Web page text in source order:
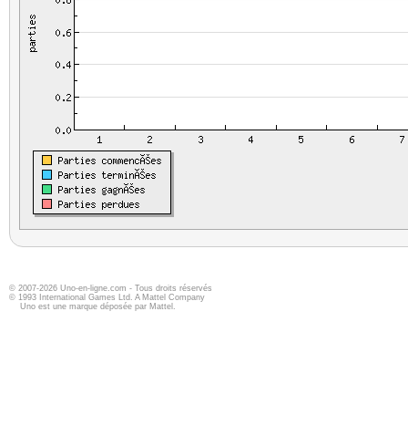
© 2007-2026 Uno-en-ligne.com - Tous droits réservés
© 1993 International Games Ltd. A Mattel Company
Uno est une marque déposée par Mattel.